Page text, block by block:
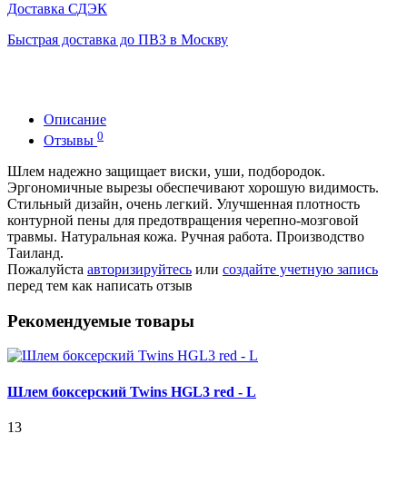
Доставка СДЭК
Быстрая доставка до ПВЗ в Москву
Описание
Отзывы 0
Шлем надежно защищает виски, уши, подбородок.
Эргономичные вырезы обеспечивают хорошую видимость.
Стильный дизайн, очень легкий. Улучшенная плотность
контурной пены для предотвращения черепно-мозговой
травмы. Натуральная кожа. Ручная работа. Производство
Таиланд.
Пожалуйста авторизируйтесь или создайте учетную запись
перед тем как написать отзыв
Рекомендуемые товары
Шлем боксерский Twins HGL3 red - L
13